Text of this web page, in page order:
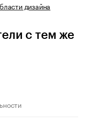
дизайна
с тем же